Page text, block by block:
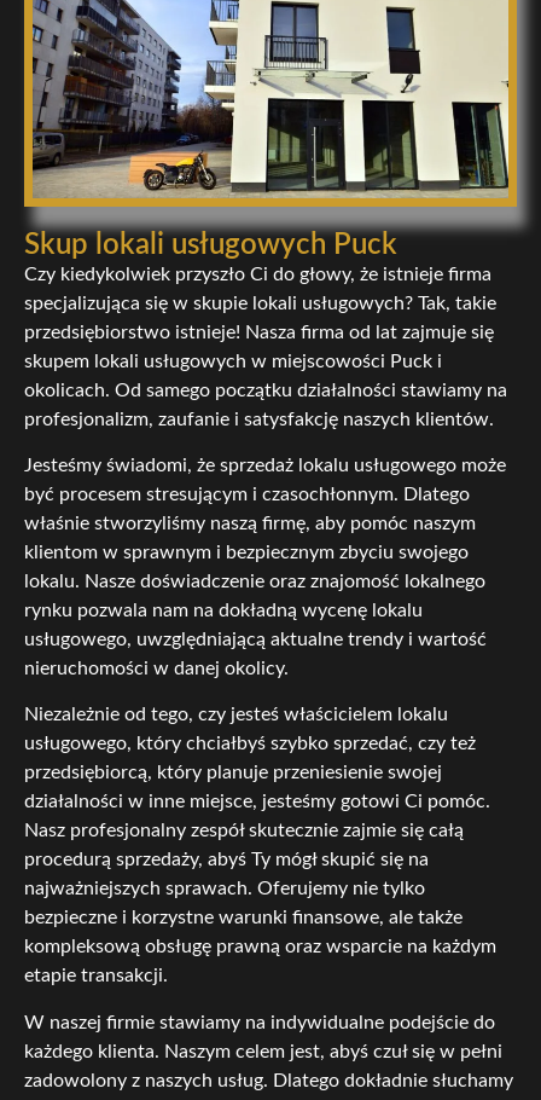
Skup lokali usługowych Puck
Czy kiedykolwiek przyszło Ci do głowy, że istnieje firma
specjalizująca się w skupie lokali usługowych? Tak, takie
przedsiębiorstwo istnieje! Nasza firma od lat zajmuje się
skupem lokali usługowych w miejscowości Puck i
okolicach. Od samego początku działalności stawiamy na
profesjonalizm, zaufanie i satysfakcję naszych klientów.
Jesteśmy świadomi, że sprzedaż lokalu usługowego może
być procesem stresującym i czasochłonnym. Dlatego
właśnie stworzyliśmy naszą firmę, aby pomóc naszym
klientom w sprawnym i bezpiecznym zbyciu swojego
lokalu. Nasze doświadczenie oraz znajomość lokalnego
rynku pozwala nam na dokładną wycenę lokalu
usługowego, uwzględniającą aktualne trendy i wartość
nieruchomości w danej okolicy.
Niezależnie od tego, czy jesteś właścicielem lokalu
usługowego, który chciałbyś szybko sprzedać, czy też
przedsiębiorcą, który planuje przeniesienie swojej
działalności w inne miejsce, jesteśmy gotowi Ci pomóc.
Nasz profesjonalny zespół skutecznie zajmie się całą
procedurą sprzedaży, abyś Ty mógł skupić się na
najważniejszych sprawach. Oferujemy nie tylko
bezpieczne i korzystne warunki finansowe, ale także
kompleksową obsługę prawną oraz wsparcie na każdym
etapie transakcji.
W naszej firmie stawiamy na indywidualne podejście do
każdego klienta. Naszym celem jest, abyś czuł się w pełni
zadowolony z naszych usług. Dlatego dokładnie słuchamy